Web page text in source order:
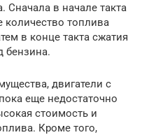
Сначала в начале такта
количество топлива
в конце такта сжатия
бензина.
двигатели с
еще недостаточно
стоимость и
Кроме того,